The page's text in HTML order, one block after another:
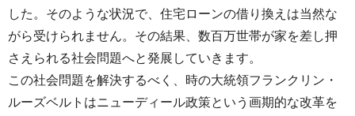
した。そのような状況で、住宅ローンの借り換えは当然な
がら受けられません。その結果、数百万世帯が家を差し押
さえられる社会問題へと発展していきます。
この社会問題を解決するべく、時の大統領フランクリン・
ルーズベルトはニューディール政策という画期的な改革を